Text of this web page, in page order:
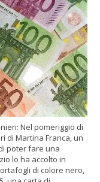
Nel pomeriggio di
di Martina Franca, un
poter fare una
lo ha accolto in
di colore nero,